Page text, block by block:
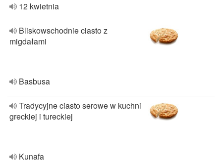
12 kwietnia
Bliskowschodnie ciasto z
migdałami
Basbusa
Tradycyjne ciasto serowe w kuchni
greckiej i tureckiej
Kunafa